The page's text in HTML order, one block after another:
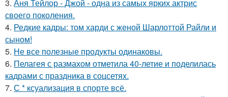
3. Аня Тейлор - Джой - одна из самых ярких актрис
своего поколения.
4. Редкие кадры: том харди с женой Шарлоттой Райли и
сыном!
5. Не все полезные продукты одинаковы.
6. Пелагея с размахом отметила 40-летие и поделилась
кадрами с праздника в соцсетях.
7. С * ксуализация в спорте всё.